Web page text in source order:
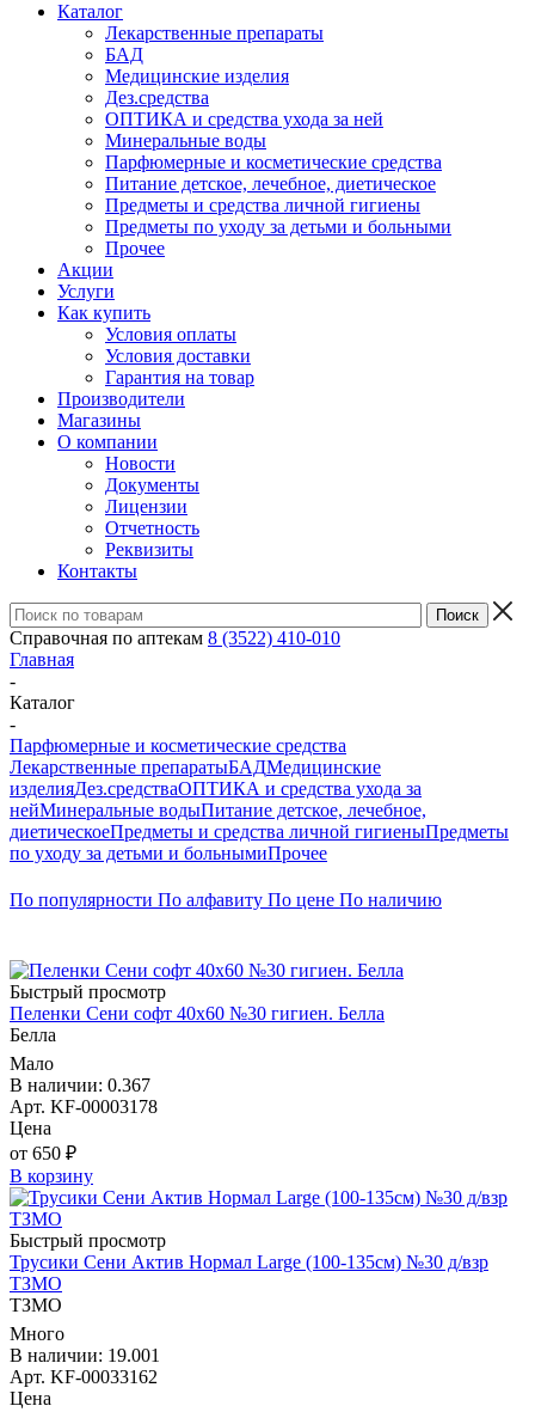
Каталог
Лекарственные препараты
БАД
Медицинские изделия
Дез.средства
ОПТИКА и средства ухода за ней
Минеральные воды
Парфюмерные и косметические средства
Питание детское, лечебное, диетическое
Предметы и средства личной гигиены
Предметы по уходу за детьми и больными
Прочее
Акции
Услуги
Как купить
Условия оплаты
Условия доставки
Гарантия на товар
Производители
Магазины
О компании
Новости
Документы
Лицензии
Отчетность
Реквизиты
Контакты
Справочная по аптекам 8 (3522) 410-010
Главная
-
Каталог
-
Парфюмерные и косметические средства
Лекарственные препаратыБАДМедицинские
изделияДез.средстваОПТИКА и средства ухода за
нейМинеральные водыПитание детское, лечебное,
диетическоеПредметы и средства личной гигиеныПредметы
по уходу за детьми и больнымиПрочее
По популярности По алфавиту По цене По наличию
Быстрый просмотр
Пеленки Сени софт 40х60 №30 гигиен. Белла
Белла
Мало
В наличии: 0.367
Арт. KF-00003178
Цена
от 650 ₽
В корзину
Быстрый просмотр
Трусики Сени Актив Нормал Large (100-135см) №30 д/взр
ТЗМО
ТЗМО
Много
В наличии: 19.001
Арт. KF-00033162
Цена